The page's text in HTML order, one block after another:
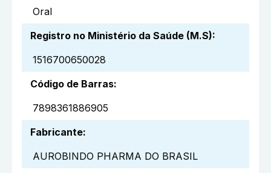
Oral
Registro no Ministério da Saúde (M.S):
1516700650028
Código de Barras:
7898361886905
Fabricante:
AUROBINDO PHARMA DO BRASIL